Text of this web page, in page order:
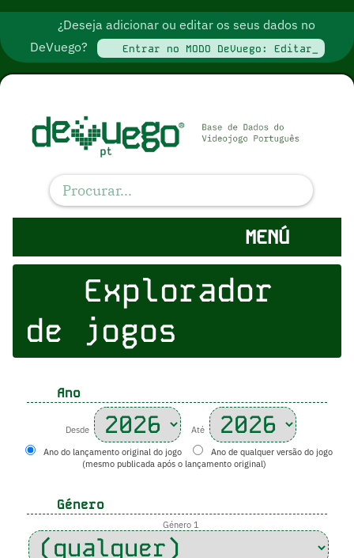
¿Deseja adicionar ou editar os seus dados no
DeVuego?
Entrar no MODO DeVuego: Editar_
MENÚ
Explorador
de jogos
Ano
Desde
Até
Ano do lançamento original do jogo
Ano de qualquer versão do jogo
(mesmo publicada após o lançamento original)
Género
Género 1